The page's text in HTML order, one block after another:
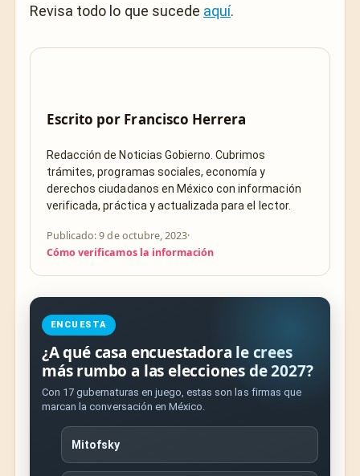
Revisa todo lo que sucede aquí.
Escrito por Francisco Herrera
Redacción de Noticias Gobierno. Cubrimos
trámites, programas sociales, economía y
derechos ciudadanos en México con información
verificada, práctica y actualizada para el lector.
Publicado: 9 de octubre, 2023·
Cómo verificamos la información
ENCUESTA
¿A qué casa encuestadora le crees
más rumbo a las elecciones de 2027?
Con 17 gubernaturas en juego, estas son las firmas que
marcan la conversación en México.
Mitofsky